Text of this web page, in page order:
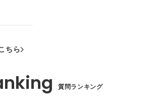
ちら
質問ランキング